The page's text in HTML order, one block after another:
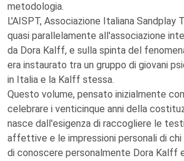
metodologia.
L'AISPT, Associazione Italiana Sandplay
quasi parallelamente all'associazione
da Dora Kalff, e sulla spinta del
era instaurato tra un gruppo di giovani
in Italia e la Kalff stessa.
Questo volume, pensato inizialmente
celebrare i venticinque anni della
nasce dall'esigenza di raccogliere le
affettive e le impressioni personali di
di conoscere personalmente Dora Kalff